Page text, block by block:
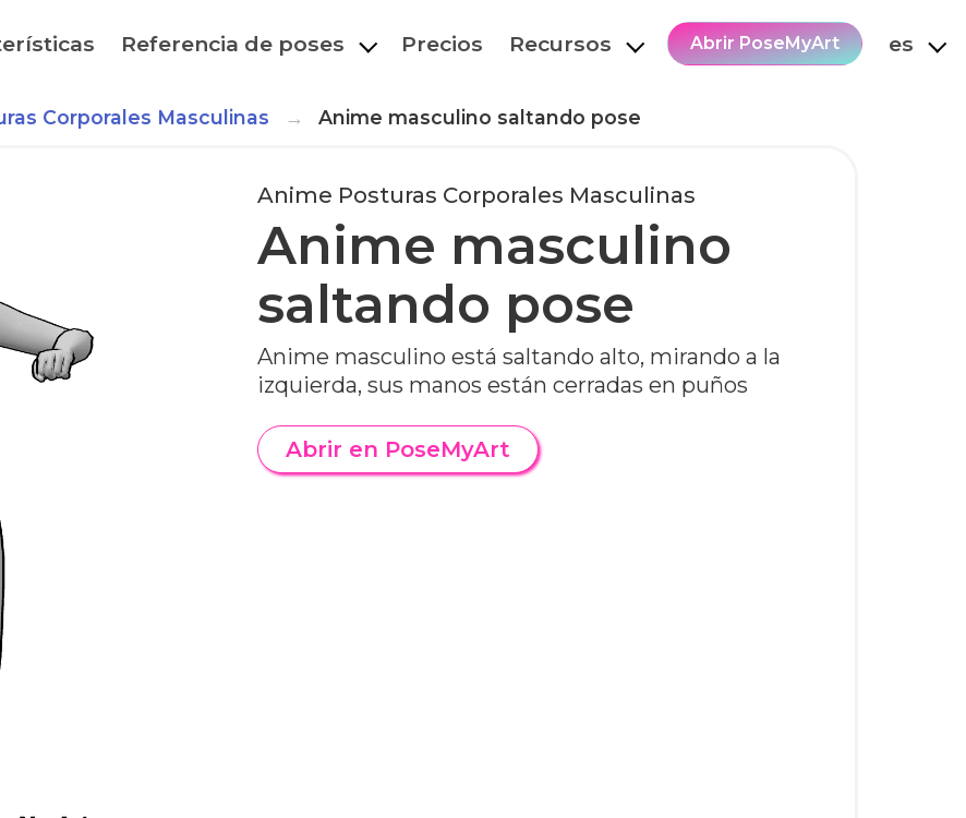
Referencia de poses Precios Recursos Abrir PoseMyArt es
Corporales Masculinas Anime masculino saltando pose
Anime Posturas Corporales Masculinas
Anime masculino
saltando pose
Anime masculino está saltando alto, mirando a la
izquierda, sus manos están cerradas en puños
Abrir en PoseMyArt